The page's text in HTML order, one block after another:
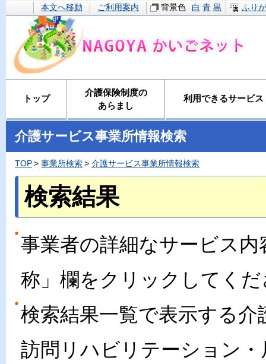
本文へ移動 ご利用案内 背景色 白 青 黒 ふり
トップ
介護保険制度の
あらまし
利用できるサービス
介護サービス事業所情報検索
TOP 事業所検索 介護サービス事業所情報検索
検索結果
事業者の詳細なサービス
称」欄をクリックしてく
検索結果一覧で表示する
訪問リハビリテーション